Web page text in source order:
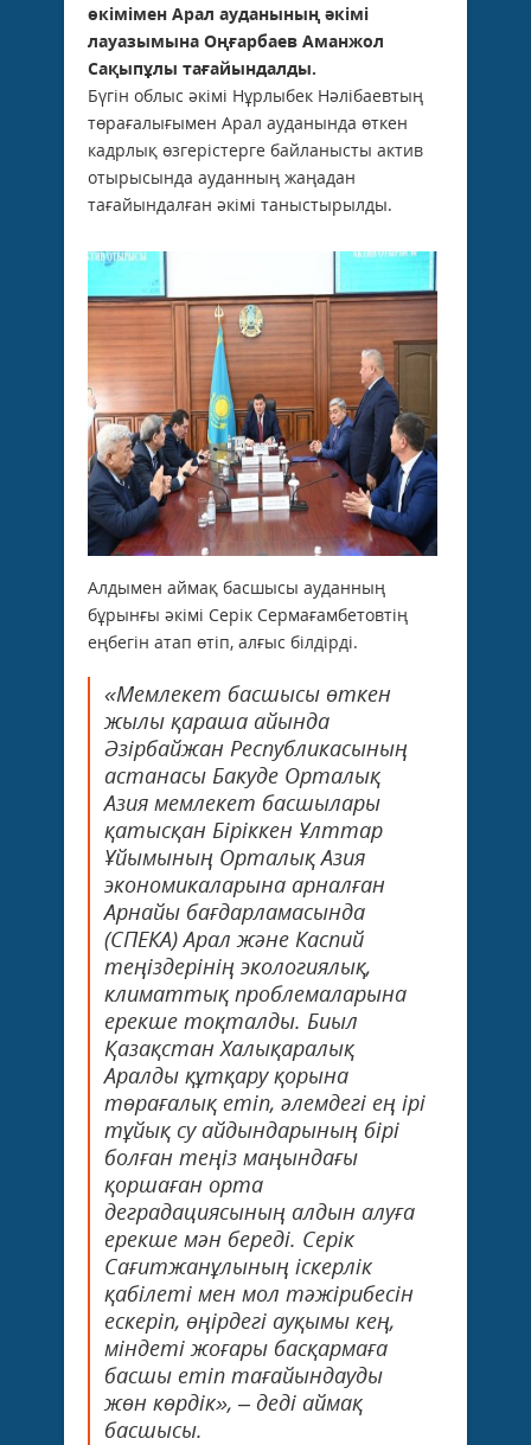
өкімімен Арал ауданының әкімі
лауазымына Оңғарбаев Аманжол
Сақыпұлы тағайындалды.
Бүгін облыс әкімі Нұрлыбек Нәлібаевтың
төрағалығымен Арал ауданында өткен
кадрлық өзгерістерге байланысты актив
отырысында ауданның жаңадан
тағайындалған әкімі таныстырылды.
Алдымен аймақ басшысы ауданның
бұрынғы әкімі Серік Сермағамбетовтің
еңбегін атап өтіп, алғыс білдірді.
«Мемлекет басшысы өткен
жылы қараша айында
Әзірбайжан Республикасының
астанасы Бакуде Орталық
Азия мемлекет басшылары
қатысқан Біріккен Ұлттар
Ұйымының Орталық Азия
экономикаларына арналған
Арнайы бағдарламасында
(СПЕКА) Арал және Каспий
теңіздерінің экологиялық,
климаттық проблемаларына
ерекше тоқталды. Биыл
Қазақстан Халықаралық
Аралды құтқару қорына
төрағалық етіп, әлемдегі ең ірі
тұйық су айдындарының бірі
болған теңіз маңындағы
қоршаған орта
деградациясының алдын алуға
ерекше мән береді. Серік
Сағитжанұлының іскерлік
қабілеті мен мол тәжірибесін
ескеріп, өңірдегі ауқымы кең,
міндеті жоғары басқармаға
басшы етіп тағайындауды
жөн көрдік», – деді аймақ
басшысы.